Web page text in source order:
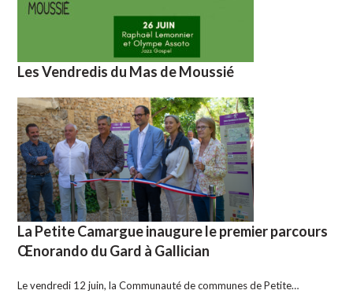
Les Vendredis du Mas de Moussié
La Petite Camargue inaugure le premier parcours
Œnorando du Gard à Gallician
Le vendredi 12 juin, la Communauté de communes de Petite…